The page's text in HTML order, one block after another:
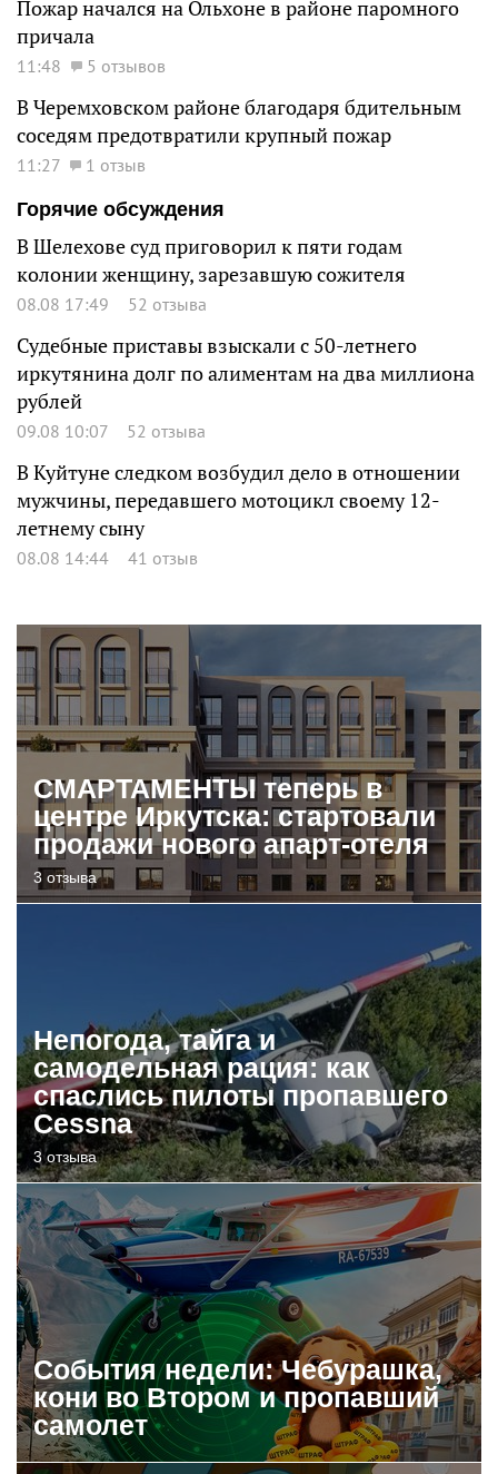
Пожар начался на Ольхоне в районе паромного
причала
11:48 5 отзывов
В Черемховском районе благодаря бдительным
соседям предотвратили крупный пожар
11:27
1 отзыв
Горячие обсуждения
В Шелехове суд приговорил к пяти годам
колонии женщину, зарезавшую сожителя
08.08 17:49 52 отзыва
Судебные приставы взыскали с 50-летнего
иркутянина долг по алиментам на два миллиона
рублей
09.08 10:07 52 отзыва
В Куйтуне следком возбудил дело в отношении
мужчины, передавшего мотоцикл своему 12-
летнему сыну
08.08 14:44 41 отзыв
СМАРТАМЕНТЫ теперь в
центре Иркутска: стартовали
продажи нового апарт-отеля
3 отзыва
Непогода, тайга и
самодельная рация: как
спаслись пилоты пропавшего
Cessna
3 отзыва
События недели: Чебурашка,
кони во Втором и пропавший
самолет